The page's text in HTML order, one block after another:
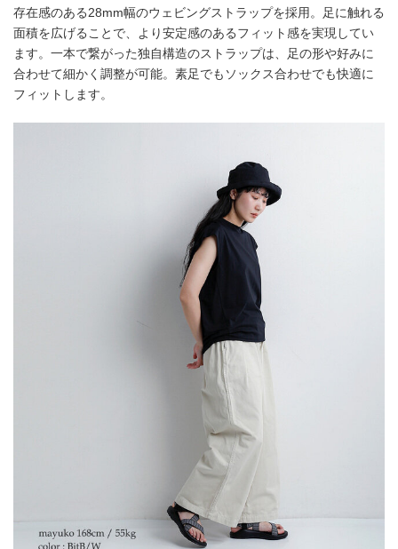
存在感のある28mm幅のウェビングストラップを採用。足に触れる
面積を広げることで、より安定感のあるフィット感を実現してい
ます。一本で繋がった独自構造のストラップは、足の形や好みに
合わせて細かく調整が可能。素足でもソックス合わせでも快適に
フィットします。